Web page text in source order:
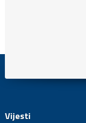
Vijesti